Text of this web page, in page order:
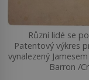
Různí lidé se
Patentový výkres
vynalezený
Barron /